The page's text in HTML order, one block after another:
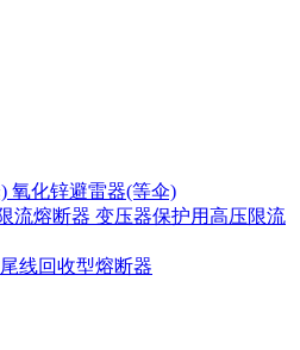
氧化锌避雷器(等伞)
变压器保护用高压限流
尾线回收型熔断器